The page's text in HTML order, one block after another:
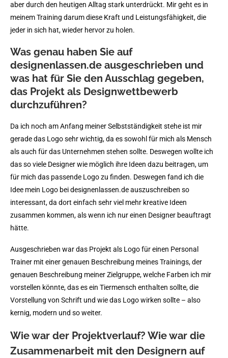
aber durch den heutigen Alltag stark unterdrückt. Mir geht es in
meinem Training darum diese Kraft und Leistungsfähigkeit, die
jeder in sich hat, wieder hervor zu holen.
Was genau haben Sie auf
designenlassen.de ausgeschrieben und
was hat für Sie den Ausschlag gegeben,
das Projekt als Designwettbewerb
durchzuführen?
Da ich noch am Anfang meiner Selbstständigkeit stehe ist mir
gerade das Logo sehr wichtig, da es sowohl für mich als Mensch
als auch für das Unternehmen stehen sollte. Deswegen wollte ich
das so viele Designer wie möglich ihre Ideen dazu beitragen, um
für mich das passende Logo zu finden. Deswegen fand ich die
Idee mein Logo bei designenlassen.de auszuschreiben so
interessant, da dort einfach sehr viel mehr kreative Ideen
zusammen kommen, als wenn ich nur einen Designer beauftragt
hätte.
Ausgeschrieben war das Projekt als Logo für einen Personal
Trainer mit einer genauen Beschreibung meines Trainings, der
genauen Beschreibung meiner Zielgruppe, welche Farben ich mir
vorstellen könnte, das es ein Tiermensch enthalten sollte, die
Vorstellung von Schrift und wie das Logo wirken sollte – also
kernig, modern und so weiter.
Wie war der Projektverlauf? Wie war die
Zusammenarbeit mit den Designern auf